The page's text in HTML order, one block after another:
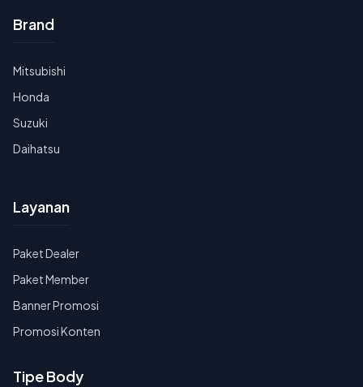
Brand
Mitsubishi
Honda
Suzuki
Daihatsu
Layanan
Paket Dealer
Paket Member
Banner Promosi
Promosi Konten
Tipe Body